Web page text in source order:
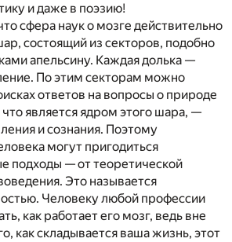
и даже в поэзию!
сфера наук о мозге действительно
состоящий из секторов, подобно
апельсину. Каждая долька —
По этим секторам можно
ответов на вопросы о природе
что является ядром этого шара, —
и сознания. Поэтому
могут пригодиться
подходы — от теоретической
Это называется
Человеку любой профессии
как работает его мозг, ведь вне
как складывается ваша жизнь, этот